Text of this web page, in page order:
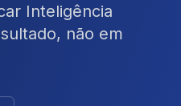
Inteligência
não em